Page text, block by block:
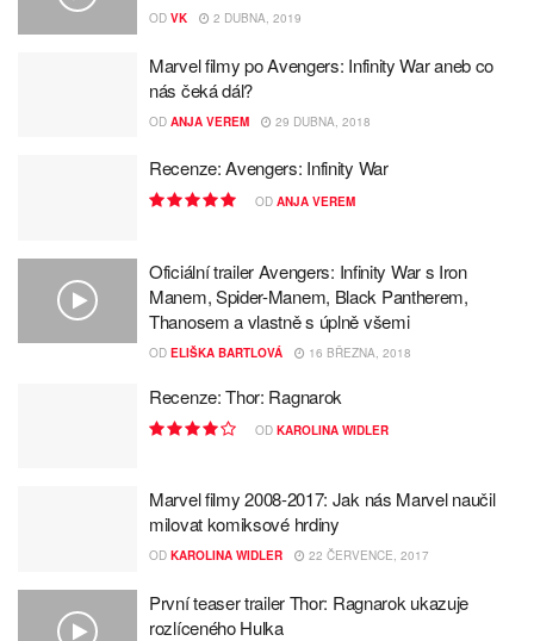
OD VK 2 DUBNA, 2019
Marvel filmy po Avengers: Infinity War aneb co
nás čeká dál?
OD ANJA VEREM 29 DUBNA, 2018
Recenze: Avengers: Infinity War
OD ANJA VEREM
Oficiální trailer Avengers: Infinity War s Iron
Manem, Spider-Manem, Black Pantherem,
Thanosem a vlastně s úplně všemi
OD ELIŠKA BARTLOVÁ 16 BŘEZNA, 2018
Recenze: Thor: Ragnarok
OD KAROLINA WIDLER
Marvel filmy 2008-2017: Jak nás Marvel naučil
milovat komiksové hrdiny
OD KAROLINA WIDLER 22 ČERVENCE, 2017
První teaser trailer Thor: Ragnarok ukazuje
rozlíceného Hulka